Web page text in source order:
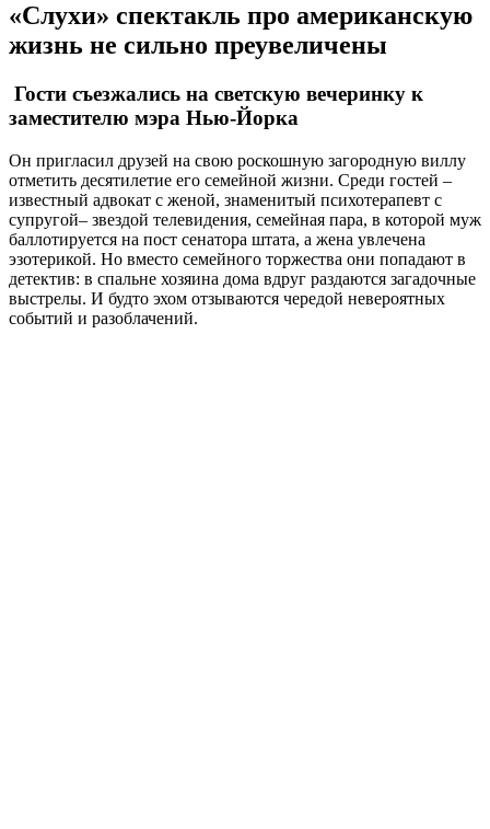
«Слухи» спектакль про американскую
жизнь не сильно преувеличены
Гости съезжались на светскую вечеринку к
заместителю мэра Нью-Йорка
Он пригласил друзей на свою роскошную загородную виллу
отметить десятилетие его семейной жизни. Среди гостей –
известный адвокат с женой, знаменитый психотерапевт с
супругой– звездой телевидения, семейная пара, в которой муж
баллотируется на пост сенатора штата, а жена увлечена
эзотерикой. Но вместо семейного торжества они попадают в
детектив: в спальне хозяина дома вдруг раздаются загадочные
выстрелы. И будто эхом отзываются чередой невероятных
событий и разоблачений.